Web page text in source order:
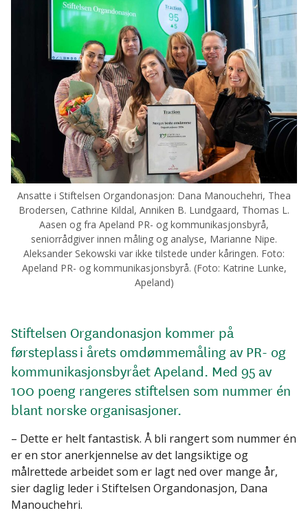
Ansatte i Stiftelsen Organdonasjon: Dana Manouchehri, Thea
Brodersen, Cathrine Kildal, Anniken B. Lundgaard, Thomas L.
Aasen og fra Apeland PR- og kommunikasjonsbyrå,
seniorrådgiver innen måling og analyse, Marianne Nipe.
Aleksander Sekowski var ikke tilstede under kåringen. Foto:
Apeland PR- og kommunikasjonsbyrå. (Foto: Katrine Lunke,
Apeland)
Stiftelsen Organdonasjon kommer på
førsteplass i årets omdømmemåling av PR- og
kommunikasjonsbyrået Apeland. Med 95 av
100 poeng rangeres stiftelsen som nummer én
blant norske organisasjoner.
– Dette er helt fantastisk. Å bli rangert som nummer én
er en stor anerkjennelse av det langsiktige og
målrettede arbeidet som er lagt ned over mange år,
sier daglig leder i Stiftelsen Organdonasjon, Dana
Manouchehri.